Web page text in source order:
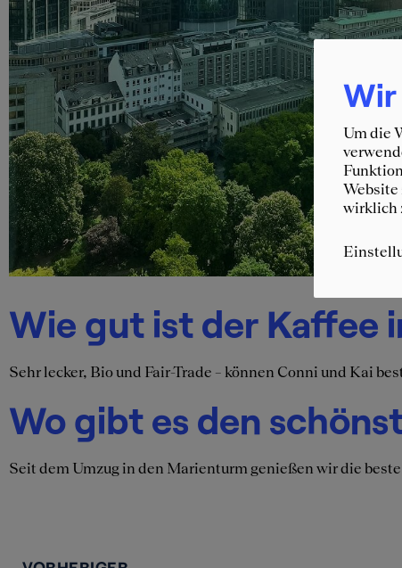
Wie gut ist der Kaffee
Sehr lecker, Bio und Fair-Trade – können Conni und Kai
Wo gibt es den
Seit dem Umzug in den Marienturm genießen wir die
Wir
Um die
Website
wirklich